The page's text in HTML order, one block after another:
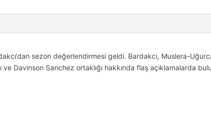
sezon değerlendirmesi geldi. Bardakcı, Muslera-
ve Davinson Sanchez ortaklığı hakkında flaş açıklamalarda